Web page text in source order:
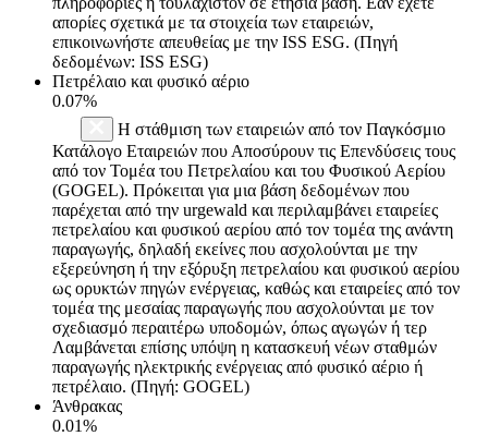
απορίες σχετικά με τα στοιχεία των εταιρειών,
επικοινωνήστε απευθείας με την ISS ESG. (Πηγή
δεδομένων: ISS ESG)
Πετρέλαιο και φυσικό αέριο
0.07%
Η στάθμιση των εταιρειών από τον Παγκόσμιο
Κατάλογο Εταιρειών που Αποσύρουν τις Επενδύσεις τους
από τον Τομέα του Πετρελαίου και του Φυσικού Αερίου
(GOGEL). Πρόκειται για μια βάση δεδομένων που
παρέχεται από την urgewald και περιλαμβάνει εταιρείες
πετρελαίου και φυσικού αερίου από τον τομέα της ανάντη
παραγωγής, δηλαδή εκείνες που ασχολούνται με την
εξερεύνηση ή την εξόρυξη πετρελαίου και φυσικού αερίου
ως ορυκτών πηγών ενέργειας, καθώς και εταιρείες από τον
τομέα της μεσαίας παραγωγής που ασχολούνται με τον
σχεδιασμό περαιτέρω υποδομών, όπως αγωγών ή τερ
Λαμβάνεται επίσης υπόψη η κατασκευή νέων σταθμών
παραγωγής ηλεκτρικής ενέργειας από φυσικό αέριο ή
πετρέλαιο. (Πηγή: GOGEL)
Άνθρακας
0.01%